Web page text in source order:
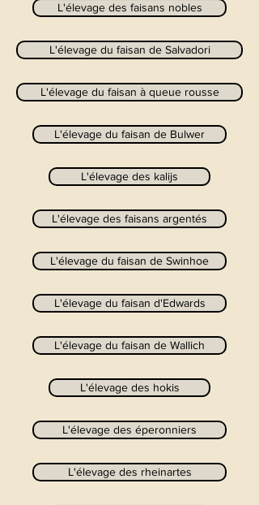
L'élevage des faisans nobles
L'élevage du faisan de Salvadori
L'élevage du faisan à queue rousse
L'élevage du faisan de Bulwer
L'élevage des kalijs
L'élevage des faisans argentés
L'élevage du faisan de Swinhoe
L'élevage du faisan d'Edwards
L'élevage du faisan de Wallich
L'élevage des hokis
L'élevage des éperonniers
L'élevage des rheinartes